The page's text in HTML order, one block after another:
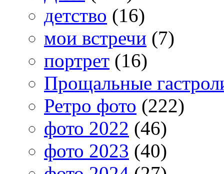
детство (16)
мои встречи (7)
портрет (16)
Прощальные
Ретро фото (222)
фото 2022 (46)
фото 2023 (40)